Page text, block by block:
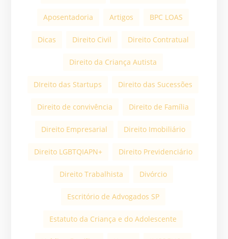
Aposentadoria Artigos BPC LOAS
Dicas Direito Civil Direito Contratual
Direito da Criança Autista
DIreito das Startups Direito das Sucessões
Direito de convivência Direito de Família
Direito Empresarial Direito Imobiliário
Direito LGBTQIAPN+ Direito Previdenciário
Direito Trabalhista Divórcio
Escritório de Advogados SP
Estatuto da Criança e do Adolescente